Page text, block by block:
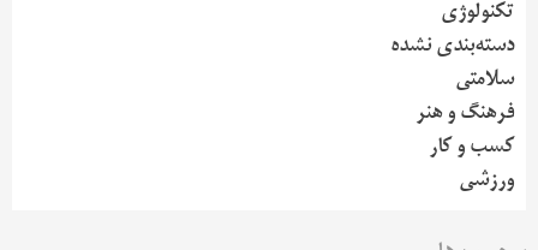
تکنولوژی
دسته‌بندی نشده
سلامتی
فرهنگ و هنر
کسب و کار
ورزشی